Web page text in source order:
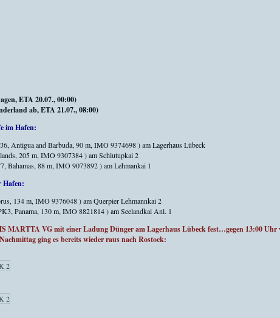
ETA 20.07., 00:00)
ab, ETA 21.07., 08:00)
im Hafen:
Antigua and Barbuda, 90 m, IMO 9374698 ) am Lagerhaus Lübeck
205 m, IMO 9307384 ) am Schlutupkai 2
Bahamas, 88 m, IMO 9073892 ) am Lehmankai 1
Hafen:
134 m, IMO 9376048 ) am Querpier Lehmannkai 2
Panama, 130 m, IMO 8821814 ) am Seelandkai Anl. 1
MARTTA VG mit einer Ladung Dünger am Lagerhaus Lübeck fest…gegen 13:00
ging es bereits wieder raus nach Rostock: